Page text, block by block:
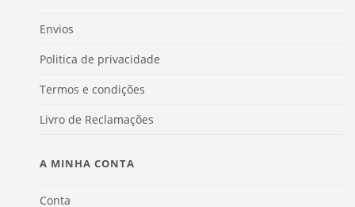
Envios
Politica de privacidade
Termos e condições
Livro de Reclamações
A MINHA CONTA
Conta